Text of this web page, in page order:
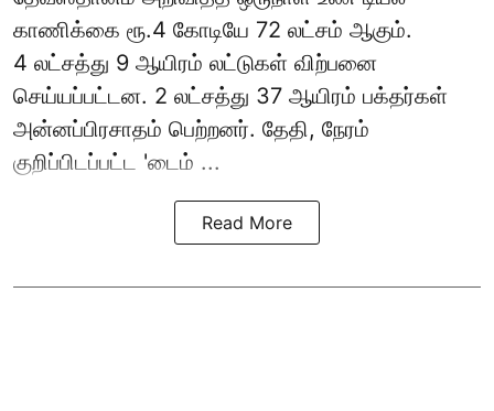
காணிக்கை ரூ.4 கோடியே 72 லட்சம் ஆகும்.
4 லட்சத்து 9 ஆயிரம் லட்டுகள் விற்பனை
செய்யப்பட்டன. 2 லட்சத்து 37 ஆயிரம் பக்தர்கள்
அன்னப்பிரசாதம் பெற்றனர். தேதி, நேரம்
குறிப்பிடப்பட்ட 'டைம் ...
Read More